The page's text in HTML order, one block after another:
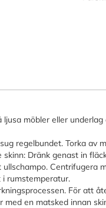
möbler eller
regelbundet. Torka av
Dränk genast in
Centrifugera
rumstemperatur.
För att
med en matsked innan